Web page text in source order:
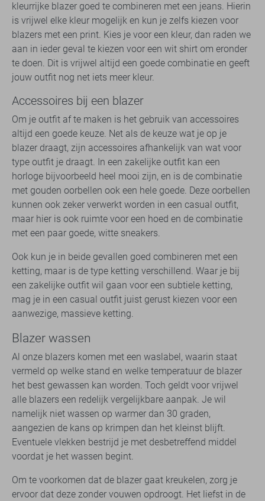
kleurrijke blazer goed te combineren met een jeans. Hierin
is vrijwel elke kleur mogelijk en kun je zelfs kiezen voor
blazers met een print. Kies je voor een kleur, dan raden we
aan in ieder geval te kiezen voor een wit shirt om eronder
te doen. Dit is vrijwel altijd een goede combinatie en geeft
jouw outfit nog net iets meer kleur.
Accessoires bij een blazer
Om je outfit af te maken is het gebruik van accessoires
altijd een goede keuze. Net als de keuze wat je op je
blazer draagt, zijn accessoires afhankelijk van wat voor
type outfit je draagt. In een zakelijke outfit kan een
horloge bijvoorbeeld heel mooi zijn, en is de combinatie
met gouden oorbellen ook een hele goede. Deze oorbellen
kunnen ook zeker verwerkt worden in een casual outfit,
maar hier is ook ruimte voor een hoed en de combinatie
met een paar goede, witte sneakers.
Ook kun je in beide gevallen goed combineren met een
ketting, maar is de type ketting verschillend. Waar je bij
een zakelijke outfit wil gaan voor een subtiele ketting,
mag je in een casual outfit juist gerust kiezen voor een
aanwezige, massieve ketting.
Blazer wassen
Al onze blazers komen met een waslabel, waarin staat
vermeld op welke stand en welke temperatuur de blazer
het best gewassen kan worden. Toch geldt voor vrijwel
alle blazers een redelijk vergelijkbare aanpak. Je wil
namelijk niet wassen op warmer dan 30 graden,
aangezien de kans op krimpen dan het kleinst blijft.
Eventuele vlekken bestrijd je met desbetreffend middel
voordat je het wassen begint.
Om te voorkomen dat de blazer gaat kreukelen, zorg je
ervoor dat deze zonder vouwen opdroogt. Het liefst in de